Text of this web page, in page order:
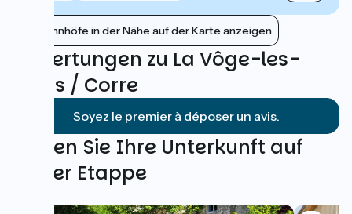
Bahnhöfe in der Nähe auf der Karte anzeigen
Bewertungen zu La Vôge-les-
Bains / Corre
Soyez le premier à déposer un avis.
Finden Sie Ihre Unterkunft auf
dieser Etappe